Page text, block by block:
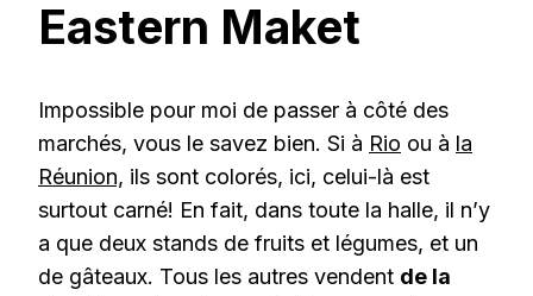
Eastern Maket
Impossible pour moi de passer à côté des
marchés, vous le savez bien. Si à Rio ou à la
Réunion, ils sont colorés, ici, celui-là est
surtout carné! En fait, dans toute la halle, il n’y
a que deux stands de fruits et légumes, et un
de gâteaux. Tous les autres vendent de la